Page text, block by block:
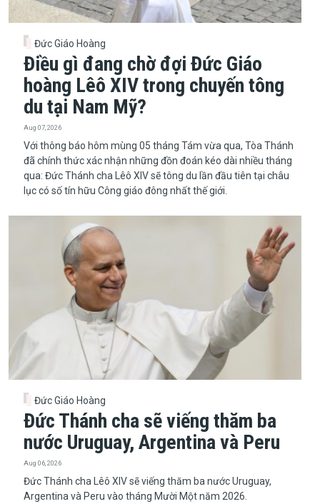
Đức Giáo Hoàng
Điều gì đang chờ đợi Đức Giáo
hoàng Lêô XIV trong chuyến tông
du tại Nam Mỹ?
Aug 07, 2026
​​​​​​​Với thông báo hôm mùng 05 tháng Tám vừa qua, Tòa Thánh
đã chính thức xác nhận những đồn đoán kéo dài nhiều tháng
qua: Đức Thánh cha Lêô XIV sẽ tông du lần đầu tiên tại châu
lục có số tín hữu Công giáo đông nhất thế giới.
Đức Giáo Hoàng
Đức Thánh cha sẽ viếng thăm ba
nước Uruguay, Argentina và Peru
Aug 06, 2026
Đức Thánh cha Lêô XIV sẽ viếng thăm ba nước Uruguay,
Argentina và Peru vào tháng Mười Một năm 2026.